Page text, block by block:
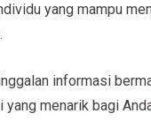
yang mampu
informasi
yang menarik bagi